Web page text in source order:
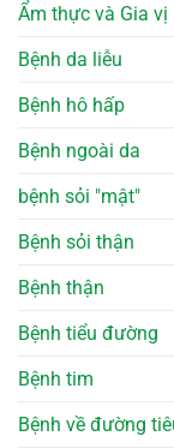
Ẩm thực và Gia vị
Bệnh da liễu
Bệnh hô hấp
Bệnh ngoài da
bệnh sỏi "mật"
Bệnh sỏi thận
Bệnh thận
Bệnh tiểu đường
Bệnh tim
Bệnh về đường